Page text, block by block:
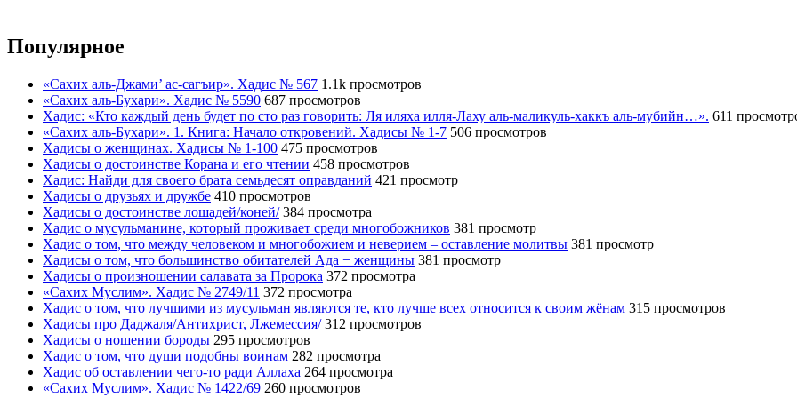
Популярное
«Сахих аль-Джами’ ас-сагъир». Хадис № 567 1.1k просмотров
«Сахих аль-Бухари». Хадис № 5590 687 просмотров
Хадис: «Кто каждый день будет по сто раз говорить: Ля иляха илля-Лаху аль-маликуль-хаккъ аль-мубийн…». 611
«Сахих аль-Бухари». 1. Книга: Начало откровений. Хадисы № 1-7 506 просмотров
Хадисы о женщинах. Хадисы № 1-100 475 просмотров
Хадисы о достоинстве Корана и его чтении 458 просмотров
Хадис: Найди для своего брата семьдесят оправданий 421 просмотр
Хадисы о друзьях и дружбе 410 просмотров
Хадисы о достоинстве лошадей/коней/ 384 просмотра
Хадис о мусульманине, который проживает среди многобожников 381 просмотр
Хадис о том, что между человеком и многобожием и неверием – оставление молитвы 381 просмотр
Хадисы о том, что большинство обитателей Ада − женщины 381 просмотр
Хадисы о произношении салавата за Пророка 372 просмотра
«Сахих Муслим». Хадис № 2749/11 372 просмотра
Хадис о том, что лучшими из мусульман являются те, кто лучше всех относится к своим жёнам 315 просмотров
Хадисы про Даджаля/Антихрист, Лжемессия/ 312 просмотров
Хадисы о ношении бороды 295 просмотров
Хадис о том, что души подобны воинам 282 просмотра
Хадис об оставлении чего-то ради Аллаха 264 просмотра
«Сахих Муслим». Хадис № 1422/69 260 просмотров